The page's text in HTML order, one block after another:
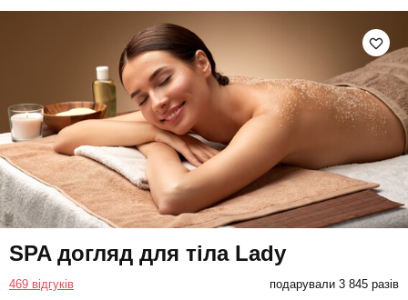
SPA догляд для тіла Lady
469 відгуків подарували 3 845 разів